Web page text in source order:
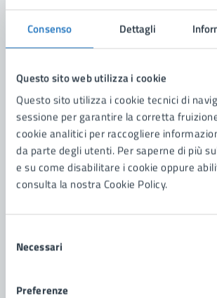
Consenso Dettagli
Questo sito web utilizza i cookie
Questo sito utilizza i cookie tecnici di
sessione per garantire la corretta
cookie analitici per raccogliere
da parte degli utenti. Per saperne di più
e su come disabilitare i cookie oppure
consulta la nostra Cookie Policy.
delNecessari
Preferenze